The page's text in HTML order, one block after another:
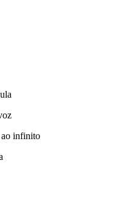
ao infinito